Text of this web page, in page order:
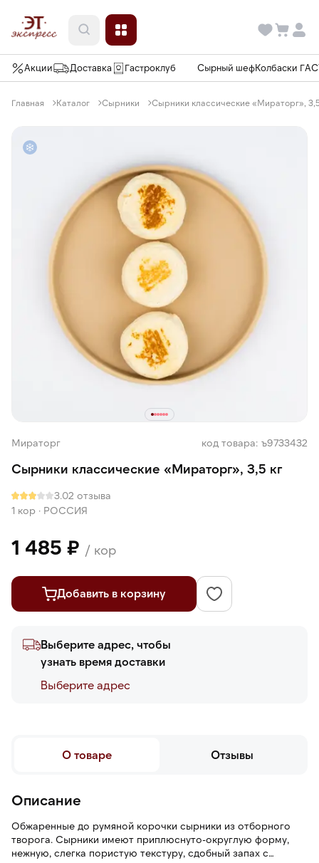
Акции Доставка Гастроклуб Сырный шефКолбаски
Главная Каталог Сырники Сырники классические «Мираторг»,
Мираторг код товара: ъ9733432
Сырники классические «Мираторг», 3,5 кг
3.02 отзыва
1 кор · РОССИЯ
1 485 ₽ / кор
Добавить в корзину
Выберите адрес, чтобы
узнать время доставки
Выберите адреc
О товаре Отзывы
Описание
Обжаренные до румяной корочки сырники из отборного
творога. Сырники имеют приплюснуто-округлую форму,
нежную, слегка пористую текстуру, сдобный запах с